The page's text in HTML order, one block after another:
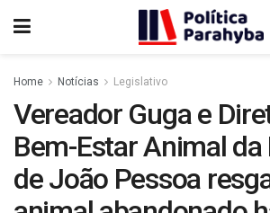
Home Notícias Legislativo
Vereador Guga e
Bem-Estar Animal
de João Pessoa